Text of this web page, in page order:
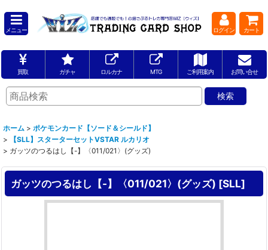
メニュー ログイン カート
買取 ガチャ ロルカナ MTG ご利用案内 お問い合せ
ホーム > ポケモンカード【ソード＆シールド】
>
【SLL】スターターセットVSTAR ルカリオ
> ガッツのつるはし【-】〈011/021〉(グッズ)
ガッツのつるはし【-】〈011/021〉(グッズ) [SLL]